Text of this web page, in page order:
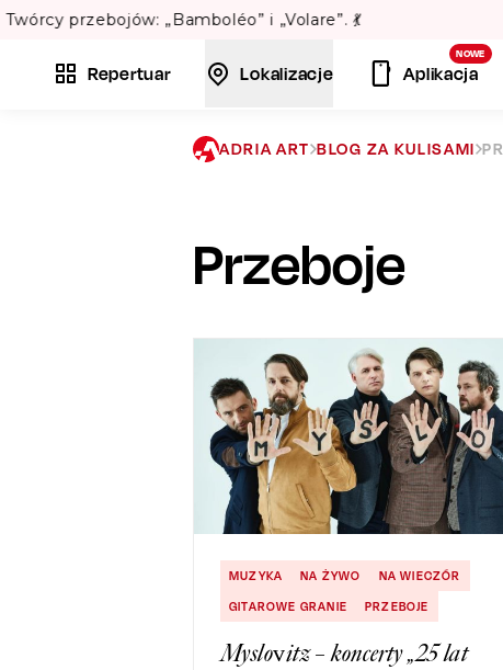
Repertuar Lokalizacje
NOWE
Aplikacja
ADRIA ART BLOG ZA KULISAMI
Przeboje
MUZYKA NA ŻYWO
NA WIECZÓR
GITAROWE GRANIE
PRZEBOJE
Myslovitz – koncerty „25 lat